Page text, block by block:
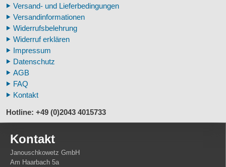
Zähne Warzenschwein
Veterinär - Lehrmittel
Fossilreplikate Mensch
Pferdemähnen
Fußspuren museal
Tierhörner
Versand- und Lieferbedingungen
Versandinformationen
Widerrufsbelehrung
Widerruf erklären
Impressum
Datenschutz
AGB
FAQ
Kontakt
Hotline: +49 (0)2043 4015733
Kontakt
Janouschkowetz GmbH
Am Haarbach 5a